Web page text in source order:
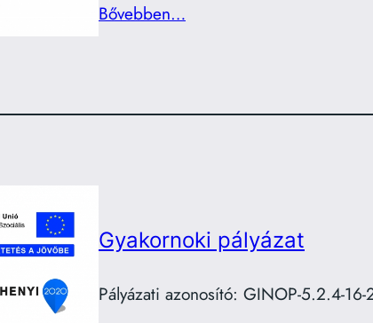
Bővebben…
Gyakornoki pályázat
Pályázati azonosító: GINOP-5.2.4-